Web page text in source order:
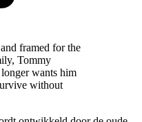
framed for the
Tommy
longer wants him
without